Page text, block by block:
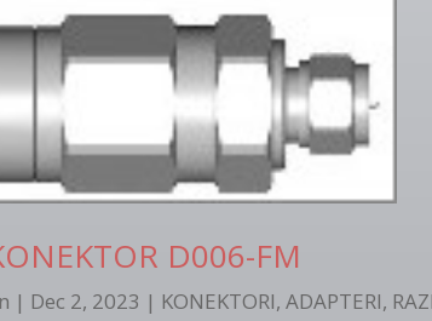
D006-FM
| Dec 2, 2023 | KONEKTORI, ADAPTERI,